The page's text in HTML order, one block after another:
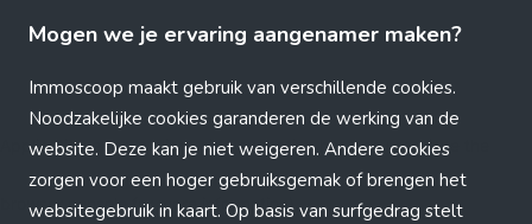
Mogen we je ervaring aangenamer maken?
Immoscoop maakt gebruik van verschillende cookies.
Noodzakelijke cookies garanderen de werking van de
website. Deze kan je niet weigeren. Andere cookies
zorgen voor een hoger gebruiksgemak of brengen het
websitegebruik in kaart. Op basis van surfgedrag stelt
Application error: a client-side exception has occurred (see the
browser console for more information)